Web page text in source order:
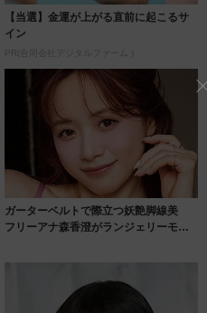
【当選】金運が上がる直前に起こるサ
イン
PR(合同会社デジタルファーム )
ガーターベルトで際立つ妖艶脚線美
フリーアナ森香澄がランジェリーモデ